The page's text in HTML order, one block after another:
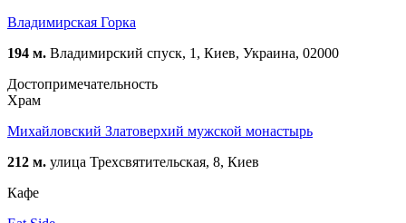
Владимирская Горка
194 м. Владимирский спуск, 1, Киев, Украина, 02000
Достопримечательность
Храм
Михайловский Златоверхий мужской монастырь
212 м. улица Трехсвятительская, 8, Киев
Кафе